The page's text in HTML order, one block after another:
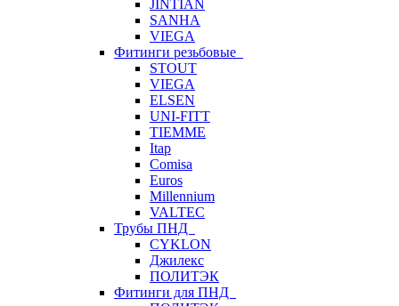
JINTIAN
SANHA
VIEGA
Фитинги резьбовые
STOUT
VIEGA
ELSEN
UNI-FITT
TIEMME
Itap
Comisa
Euros
Millennium
VALTEC
Трубы ПНД
CYKLON
Джилекс
ПОЛИТЭК
Фитинги для ПНД